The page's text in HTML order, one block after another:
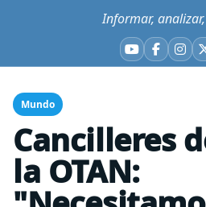
Informar,
YouTube
Mundo
Cancilleres
la OTAN: